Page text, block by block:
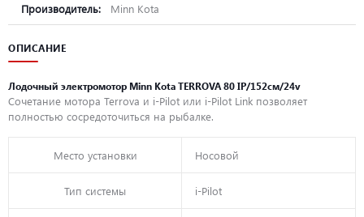
Производитель: Minn Kota
ОПИСАНИЕ
Лодочный электромотор Minn Kota TERROVA 80 IP/152см/24v
Сочетание мотора Terrova и i-Pilot или i-Pilot Link позволяет
полностью сосредоточиться на рыбалке.
Место установки Носовой
Тип системы i-Pilot